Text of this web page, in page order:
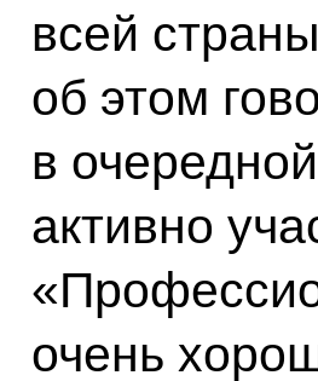
всей
об этом
в
активно
очень